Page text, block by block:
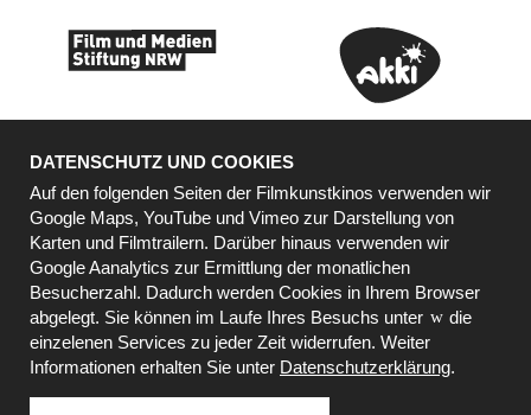
KOOPERATIONSPARTNER
DATENSCHUTZ UND COOKIES
Auf den folgenden Seiten der Filmkunstkinos verwenden wir
Google Maps, YouTube und Vimeo zur Darstellung von
Karten und Filmtrailern. Darüber hinaus verwenden wir
Google Aanalytics zur Ermittlung der monatlichen
Besucherzahl. Dadurch werden Cookies in Ihrem Browser
abgelegt. Sie können im Laufe Ihres Besuchs unter
die
einzelenen Services zu jeder Zeit widerrufen. Weiter
Informationen erhalten Sie unter Datenschutzerklärung.